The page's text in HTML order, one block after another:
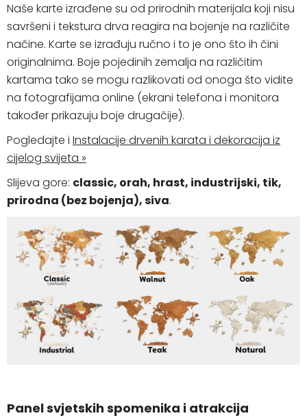
Naše karte izrađene su od prirodnih materijala koji nisu
savršeni i tekstura drva reagira na bojenje na različite
načine. Karte se izrađuju ručno i to je ono što ih čini
originalnima. Boje pojedinih zemalja na različitim
kartama tako se mogu razlikovati od onoga što vidite
na fotografijama online (ekrani telefona i monitora
također prikazuju boje drugačije).
Pogledajte i Instalacije drvenih karata i dekoracija iz
cijelog svijeta »
Slijeva gore: classic, orah, hrast, industrijski, tik,
prirodna (bez bojenja), siva.
Panel svjetskih spomenika i atrakcija